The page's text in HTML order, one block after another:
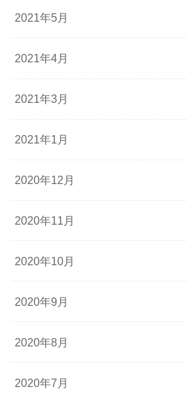
2021年5月
2021年4月
2021年3月
2021年1月
2020年12月
2020年11月
2020年10月
2020年9月
2020年8月
2020年7月